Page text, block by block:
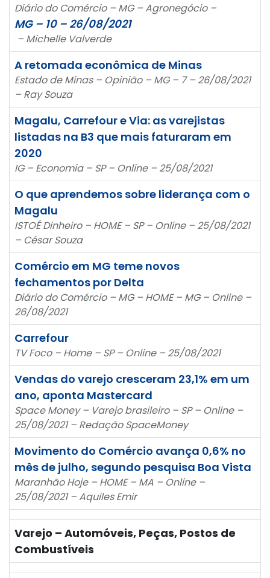
Diário do Comércio – MG – Agronegócio –
MG – 10 – 26/08/2021
– Michelle Valverde
A retomada econômica de Minas
Estado de Minas – Opinião – MG – 7 – 26/08/2021
– Ray Souza
Magalu, Carrefour e Via: as varejistas
listadas na B3 que mais faturaram em
2020
IG – Economia – SP – Online – 25/08/2021
O que aprendemos sobre liderança com o
Magalu
ISTOÉ Dinheiro – HOME – SP – Online – 25/08/2021
– César Souza
Comércio em MG teme novos
fechamentos por Delta
Diário do Comércio – MG – HOME – MG – Online –
26/08/2021
Carrefour
TV Foco – Home – SP – Online – 25/08/2021
Vendas do varejo cresceram 23,1% em um
ano, aponta Mastercard
Space Money – Varejo brasileiro – SP – Online –
25/08/2021 – Redação SpaceMoney
Movimento do Comércio avança 0,6% no
mês de julho, segundo pesquisa Boa Vista
Maranhão Hoje – HOME – MA – Online –
25/08/2021 – Aquiles Emir
Varejo – Automóveis, Peças, Postos de
Combustíveis